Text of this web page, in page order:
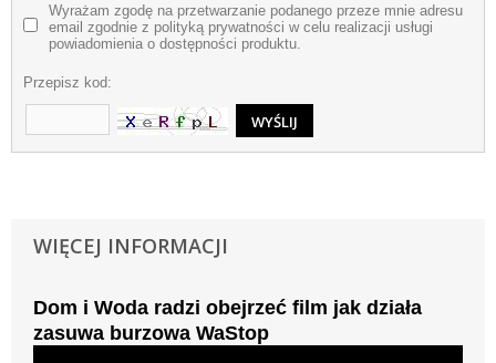
Wyrażam zgodę na przetwarzanie podanego przeze mnie adresu
email zgodnie z polityką prywatności w celu realizacji usługi
powiadomienia o dostępności produktu.
Przepisz kod:
WIĘCEJ INFORMACJI
Dom i Woda radzi obejrzeć film jak działa
zasuwa burzowa WaStop